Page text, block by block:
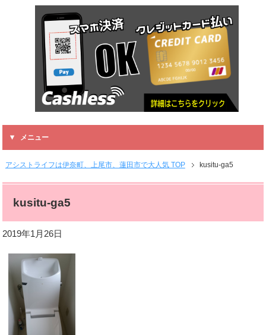
メニュー
アシストライフは伊奈町、上尾市、蓮田市で大人気 TOP kusitu-ga5
kusitu-ga5
2019年1月26日